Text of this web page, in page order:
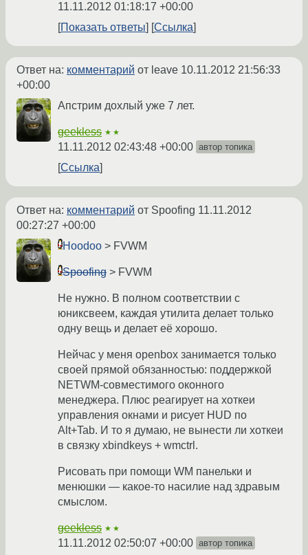
11.11.2012 01:18:17 +00:00
Показать ответы
Ссылка
Ответ на: комментарий от leave 10.11.2012 21:56:33
+00:00
Апстрим дохлый уже 7 лет.
geekless ★★
11.11.2012 02:43:48 +00:00 автор топика
Ссылка
Ответ на: комментарий от Spoofing 11.11.2012
00:27:27 +00:00
Hoodoo > FVWM
Spoofing > FVWM
Не нужно. В полном соответствии с
юниксвеем, каждая утилита делает только
одну вещь и делает её хорошо.
Нейчас у меня openbox занимается только
своей прямой обязанностью: поддержкой
NETWM-совместимого оконного
менеджера. Плюс реагирует на хоткеи
управления окнами и рисует HUD по
Alt+Tab. И то я думаю, не вынести ли хоткеи
в связку xbindkeys + wmctrl.
Рисовать при помощи WM панельки и
менюшки — какое-то насилие над здравым
смыслом.
geekless ★★
11.11.2012 02:50:07 +00:00 автор топика